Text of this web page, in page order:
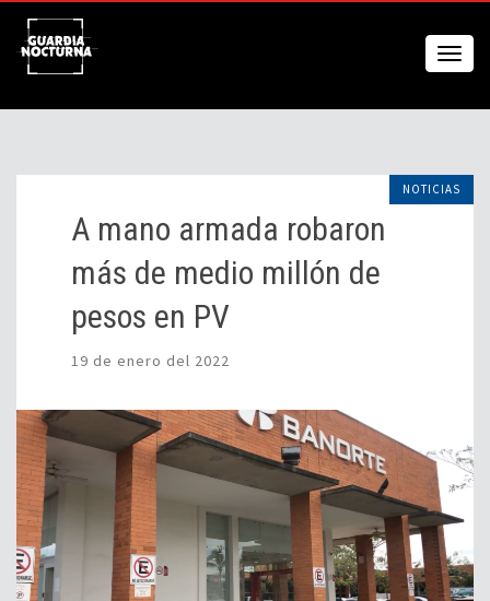
NOTICIAS
A mano armada robaron
más de medio millón de
pesos en PV
19 de enero del 2022